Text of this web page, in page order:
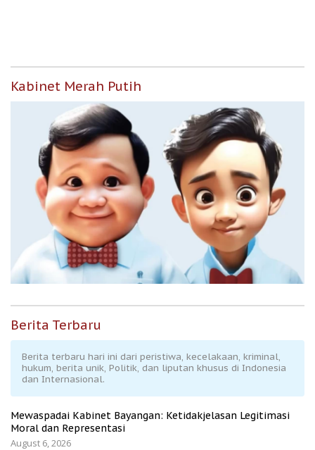
Kabinet Merah Putih
Berita Terbaru
Berita terbaru hari ini dari peristiwa, kecelakaan, kriminal,
hukum, berita unik, Politik, dan liputan khusus di Indonesia
dan Internasional.
Mewaspadai Kabinet Bayangan: Ketidakjelasan Legitimasi
Moral dan Representasi
August 6, 2026